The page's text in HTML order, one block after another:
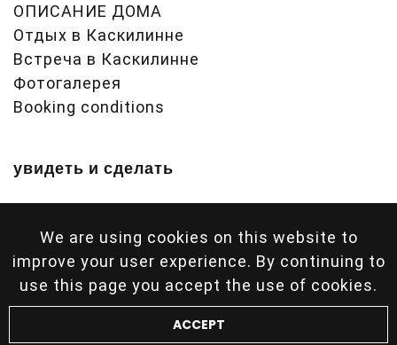
We are using cookies on this website to
improve your user experience. By continuing to
use this page you accept the use of cookies.
ACCEPT
ОПИСАНИЕ ДОМА
Отдых в Каскилинне
Встреча в Каскилинне
Фотогалерея
Booking conditions
увидеть и сделать
увидеть и сделать
Koli info